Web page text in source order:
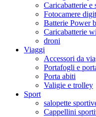
Caricabatterie e
Fotocamere
Batterie Power
Caricabatterie
droni
Viaggi
Accessori da
Portafogli e
Porta abiti
Valigie e trolley
Sport
salopette
Cappellini